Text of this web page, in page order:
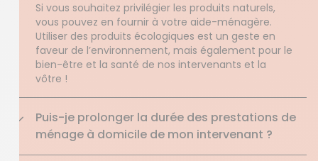
Si vous souhaitez privilégier les produits naturels,
vous pouvez en fournir à votre aide-ménagère.
Utiliser des produits écologiques est un geste en
faveur de l’environnement, mais également pour le
bien-être et la santé de nos intervenants et la
vôtre !
Puis-je prolonger la durée des prestations de
ménage à domicile de mon intervenant ?